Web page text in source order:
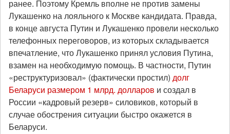
ранее. Поэтому Кремль вполне не против замены
Лукашенко на лояльного к Москве кандидата. Правда,
в конце августа Путин и Лукашенко провели несколько
телефонных переговоров, из которых складывается
впечатление, что Лукашенко принял условия Путина,
взамен на необходимую помощь. В частности, Путин
«реструктуризовал» (фактически простил) долг
Беларуси размером 1 млрд. долларов и создал в
России «кадровый резерв» силовиков, который в
случае обострения ситуации быстро окажется в
Беларуси.